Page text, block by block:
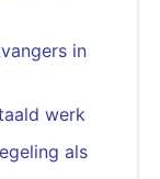
in
werk
als